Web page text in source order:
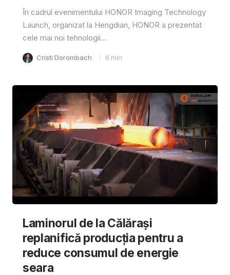
În cadrul evenimentului HONOR Imaging Technology
Launch, organizat la Hengdian, HONOR a prezentat
cele mai noi tehnologii...
Cristi Dorombach 6 min
Laminorul de la Călărași
replanifică producția pentru a
reduce consumul de energie
seara